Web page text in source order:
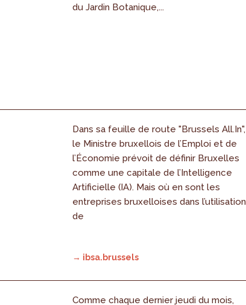
du Jardin Botanique,...
Dans sa feuille de route "Brussels All.In",
le Ministre bruxellois de l’Emploi et de
l’Économie prévoit de définir Bruxelles
comme une capitale de l’Intelligence
Artificielle (IA). Mais où en sont les
entreprises bruxelloises dans l’utilisation
de
→ ibsa.brussels
Comme chaque dernier jeudi du mois,